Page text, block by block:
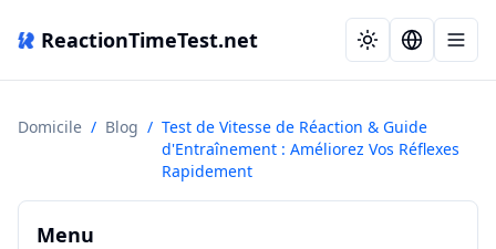
ReactionTimeTest.net
Domicile / Blog / Test de Vitesse de Réaction & Guide
d'Entraînement : Améliorez Vos Réflexes
Rapidement
Menu